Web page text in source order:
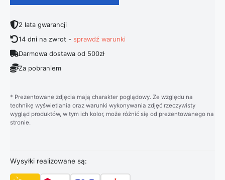
2 lata gwarancji
14 dni na zwrot -sprawdź warunki
Darmowa dostawa od 500zł
Za pobraniem
* Prezentowane zdjęcia mają charakter poglądowy. Ze względu na
technikę wyświetlania oraz warunki wykonywania zdjęć rzeczywisty
wygląd produktów, w tym ich kolor, może różnić się od prezentowanego na
stronie.
Wysyłki realizowane są: